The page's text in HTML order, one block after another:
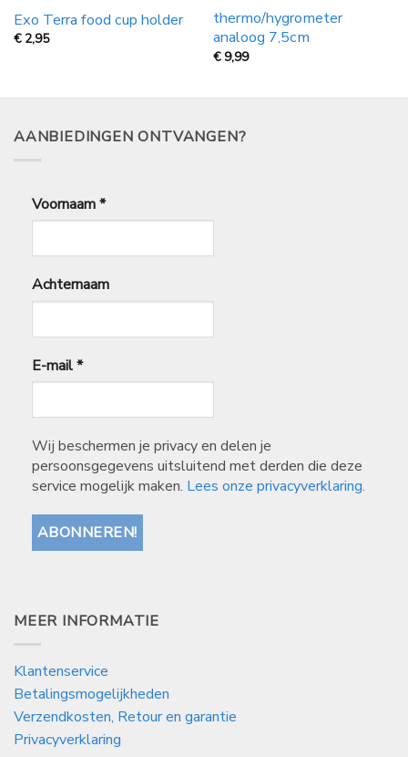
Exo Terra food cup holder
€ 2,95
thermo/hygrometer
analoog 7,5cm
€9,99
AANBIEDINGEN ONTVANGEN?
Voornaam*
Achternaam
E-mail*
Wij beschermen je privacy en delen je
persoonsgegevens uitsluitend met derden die deze
service mogelijk maken. Lees onze privacyverklaring.
MEER INFORMATIE
Klantenservice
Betalingsmogelijkheden
Verzendkosten, Retour en garantie
Privacyverklaring